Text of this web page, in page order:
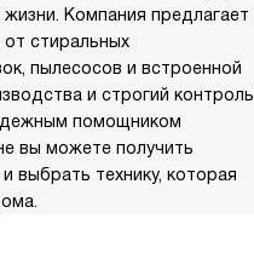
Компания предлагает
стиральных
пылесосов и встроенной
и строгий контроль
помощником
вы можете получить
выбрать технику, которая